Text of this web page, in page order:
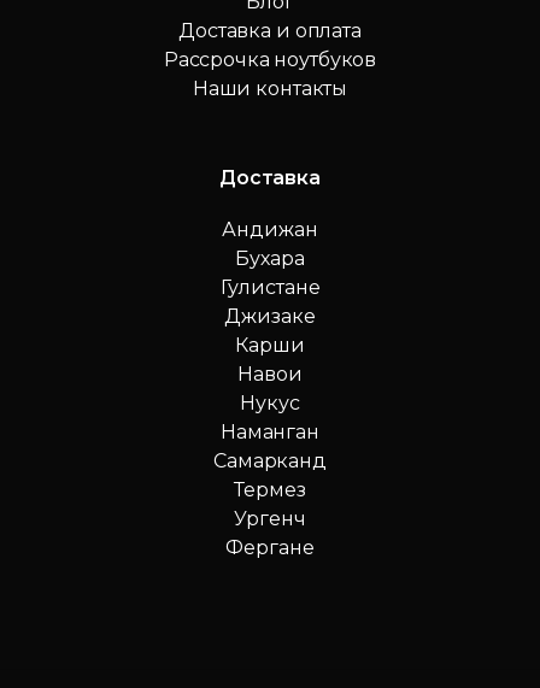
Доставка и оплата
Рассрочка ноутбуков
Наши контакты
Доставка
Андижан
Бухара
Гулистане
Джизаке
Карши
Навои
Нукус
Наманган
Самарканд
Термез
Ургенч
Фергане